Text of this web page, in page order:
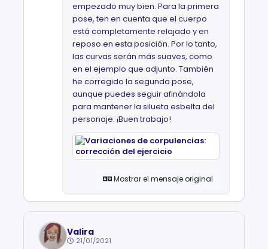
empezado muy bien. Para la primera
pose, ten en cuenta que el cuerpo
está completamente relajado y en
reposo en esta posición. Por lo tanto,
las curvas serán más suaves, como
en el ejemplo que adjunto. También
he corregido la segunda pose,
aunque puedes seguir afinándola
para mantener la silueta esbelta del
personaje. ¡Buen trabajo!
Mostrar el mensaje original
Valira
21/01/2021